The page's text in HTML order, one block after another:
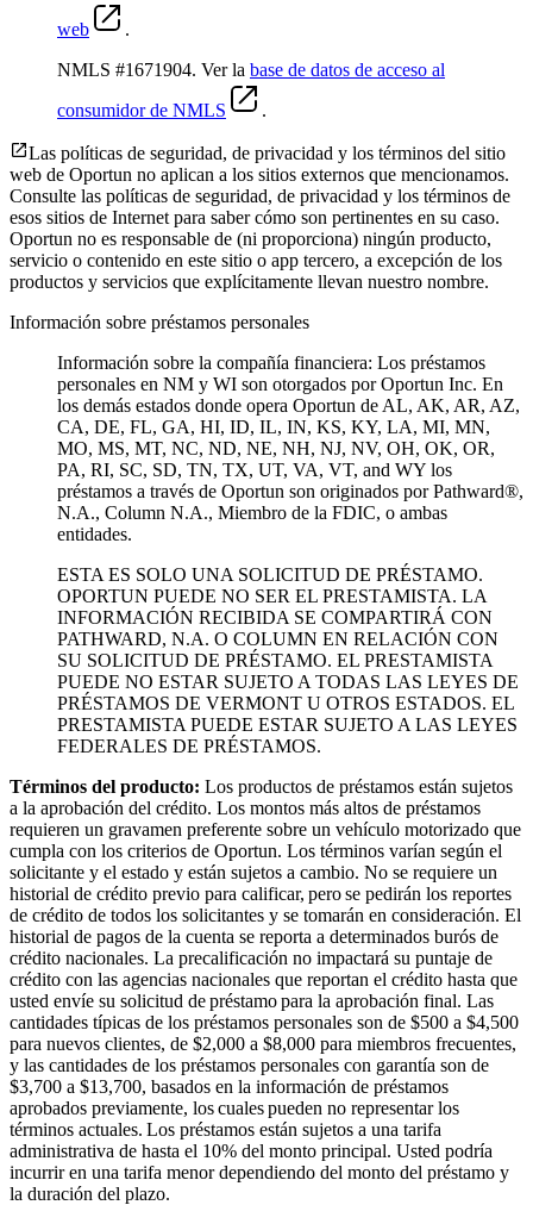
web
.
NMLS #1671904. Ver la base de datos de acceso al
consumidor de NMLS
.
Las políticas de seguridad, de privacidad y los términos del sitio
web de Oportun no aplican a los sitios externos que mencionamos.
Consulte las políticas de seguridad, de privacidad y los términos de
esos sitios de Internet para saber cómo son pertinentes en su caso.
Oportun no es responsable de (ni proporciona) ningún producto,
servicio o contenido en este sitio o app tercero, a excepción de los
productos y servicios que explícitamente llevan nuestro nombre.
Información sobre préstamos personales
Información sobre la compañía financiera: Los préstamos
personales en NM y WI son otorgados por Oportun Inc. En
los demás estados donde opera Oportun de AL, AK, AR, AZ,
CA, DE, FL, GA, HI, ID, IL, IN, KS, KY, LA, MI, MN,
MO, MS, MT, NC, ND, NE, NH, NJ, NV, OH, OK, OR,
PA, RI, SC, SD, TN, TX, UT, VA, VT, and WY los
préstamos a través de Oportun son originados por Pathward®,
N.A., Column N.A., Miembro de la FDIC, o ambas
entidades.
ESTA ES SOLO UNA SOLICITUD DE PRÉSTAMO.
OPORTUN PUEDE NO SER EL PRESTAMISTA. LA
INFORMACIÓN RECIBIDA SE COMPARTIRÁ CON
PATHWARD, N.A. O COLUMN EN RELACIÓN CON
SU SOLICITUD DE PRÉSTAMO. EL PRESTAMISTA
PUEDE NO ESTAR SUJETO A TODAS LAS LEYES DE
PRÉSTAMOS DE VERMONT U OTROS ESTADOS. EL
PRESTAMISTA PUEDE ESTAR SUJETO A LAS LEYES
FEDERALES DE PRÉSTAMOS.
Términos del producto: Los productos de préstamos están sujetos
a la aprobación del crédito. Los montos más altos de préstamos
requieren un gravamen preferente sobre un vehículo motorizado que
cumpla con los criterios de Oportun. Los términos varían según el
solicitante y el estado y están sujetos a cambio. No se requiere un
historial de crédito previo para calificar, pero se pedirán los reportes
de crédito de todos los solicitantes y se tomarán en consideración. El
historial de pagos de la cuenta se reporta a determinados burós de
crédito nacionales. La precalificación no impactará su puntaje de
crédito con las agencias nacionales que reportan el crédito hasta que
usted envíe su solicitud de préstamo para la aprobación final. Las
cantidades típicas de los préstamos personales son de $500 a $4,500
para nuevos clientes, de $2,000 a $8,000 para miembros frecuentes,
y las cantidades de los préstamos personales con garantía son de
$3,700 a $13,700, basados en la información de préstamos
aprobados previamente, los cuales pueden no representar los
términos actuales. Los préstamos están sujetos a una tarifa
administrativa de hasta el 10% del monto principal. Usted podría
incurrir en una tarifa menor dependiendo del monto del préstamo y
la duración del plazo.